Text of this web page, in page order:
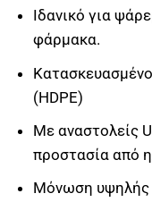
Ιδανικό για
φάρμακα.
(HDPE)
Με αναστολείς
προστασία από
Mόνωση υψηλής